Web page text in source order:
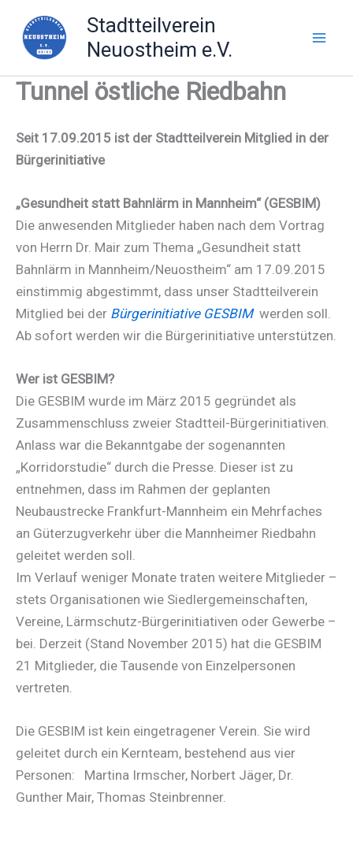
Inhalt
springen
Stadtteilverein
Neuostheim e.V.
Tunnel östliche Riedbahn
Seit 17.09.2015 ist der Stadtteilverein Mitglied in der
Bürgerinitiative
„Gesundheit statt Bahnlärm in Mannheim“ (GESBIM)
Die anwesenden Mitglieder haben nach dem Vortrag
von Herrn Dr. Mair zum Thema „Gesundheit statt
Bahnlärm in Mannheim/Neuostheim“ am 17.09.2015
einstimmig abgestimmt, dass unser Stadtteilverein
Mitglied bei der Bürgerinitiative GESBIMwerden soll.
Ab sofort werden wir die Bürgerinitiative unterstützen.
Wer ist GESBIM?
Die GESBIM wurde im März 2015 gegründet als
Zusammenschluss zweier Stadtteil-Bürgerinitiativen.
Anlass war die Bekanntgabe der sogenannten
„Korridorstudie“ durch die Presse. Dieser ist zu
entnehmen, dass im Rahmen der geplanten
Neubaustrecke Frankfurt-Mannheim ein Mehrfaches
an Güterzugverkehr über die Mannheimer Riedbahn
geleitet werden soll.
Im Verlauf weniger Monate traten weitere Mitglieder –
stets Organisationen wie Siedlergemeinschaften,
Vereine, Lärmschutz-Bürgerinitiativen oder Gewerbe –
bei. Derzeit (Stand November 2015) hat die GESBIM
21 Mitglieder, die Tausende von Einzelpersonen
vertreten.
Die GESBIM ist kein eingetragener Verein. Sie wird
geleitet durch ein Kernteam, bestehend aus vier
Personen: Martina Irmscher, Norbert Jäger, Dr.
Gunther Mair, Thomas Steinbrenner.